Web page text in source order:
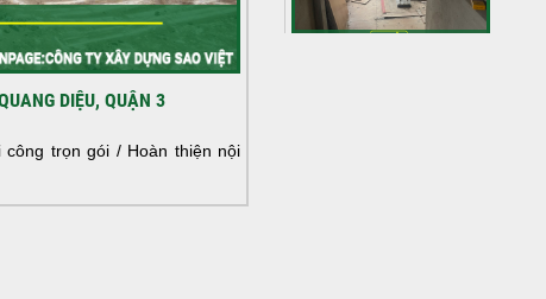
DIỆU, QUẬN 3
trọn gói / Hoàn thiện nội